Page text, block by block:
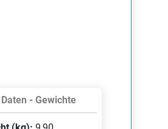
- Gewichte